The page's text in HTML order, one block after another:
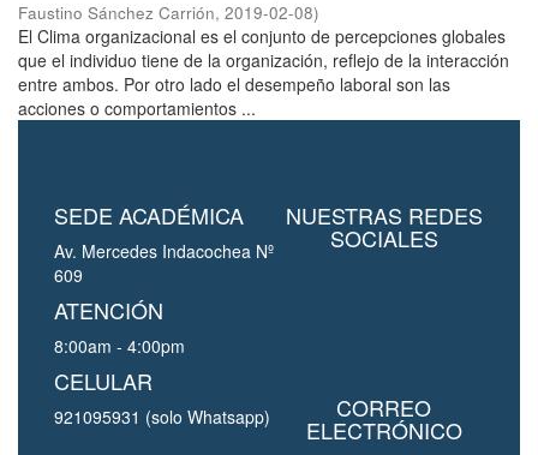
Faustino Sánchez Carrión, 2019-02-08)
El Clima organizacional es el conjunto de percepciones globales
que el individuo tiene de la organización, reflejo de la interacción
entre ambos. Por otro lado el desempeño laboral son las
acciones o comportamientos ...
SEDE ACADÉMICA
Av. Mercedes Indacochea Nº
609
ATENCIÓN
8:00am - 4:00pm
CELULAR
921095931 (solo Whatsapp)
NUESTRAS REDES
SOCIALES
CORREO
ELECTRÓNICO